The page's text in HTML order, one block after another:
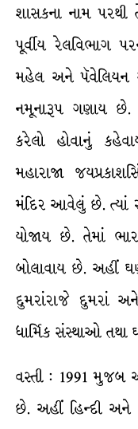
શાસકના નામ
પૂર્વીય રેલવિભાગ
મહેલ અને પૅવેલિયન
નમૂનારૂપ ગણાય છે.
કરેલો હોવાનું
મહારાજા
મંદિર આવેલું છે. ત્યાં
યોજાય છે. તેમાં
બોલાવાય છે. અહીં
દુમરાંરાજે દુમરાં
ધાર્મિક સંસ્થાઓ તથા
વસ્તી : 1991 મુજબ
છે. અહીં હિન્દી અને